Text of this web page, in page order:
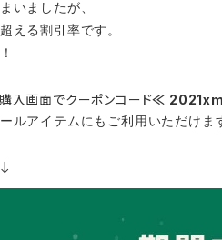
いましたが、
える割引率です。
入画面でクーポンコード≪
ルアイテムにもご利用いただけま